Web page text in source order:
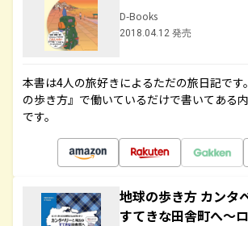
D-Books
2018.04.12 発売
本書は4人の旅好きによるただの旅日記です
の歩き方』で働いているだけで書いてある
です。
地球の歩き方 カンタ
すてきな田舎町へ～